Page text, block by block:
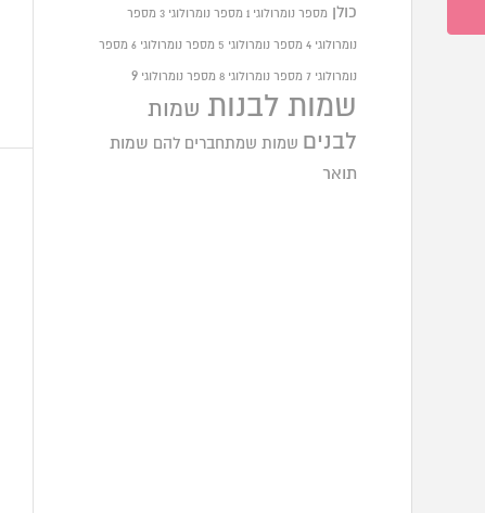
כולן מספר נומרולוגי 1 מספר נומרולוגי 3 מספר
נומרולוגי 4 מספר נומרולוגי 5 מספר נומרולוגי 6 מספר
נומרולוגי 7 מספר נומרולוגי 8 מספר נומרולוגי9
שמות לבנות שמות
לבנים
שמות שמתחברים להם שמות
תואר